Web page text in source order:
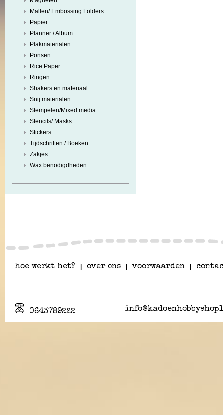
Mallen/ Embossing Folders
Papier
Planner / Album
Plakmaterialen
Ponsen
Rice Paper
Ringen
Shakers en materiaal
Snij materialen
Stempelen/Mixed media
Stencils/ Masks
Stickers
Tijdschriften / Boeken
Zakjes
Wax benodigdheden
hoe werkt het? over ons voorwaarden
0643789222